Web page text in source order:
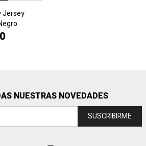
Jersey
NUESTRAS NOVEDADES
SUSCRIBIRME